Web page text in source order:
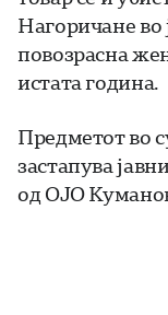
Нагоричане во
повозрасна
истата година.
Предметот во
застапува
од ОЈО